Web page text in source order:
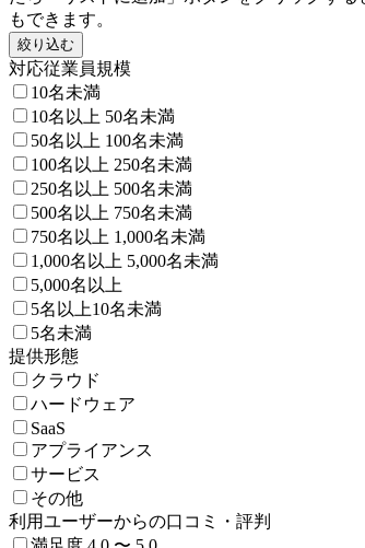
もできます。
絞り込む
対応従業員規模
10名未満
10名以上 50名未満
50名以上 100名未満
100名以上 250名未満
250名以上 500名未満
500名以上 750名未満
750名以上 1,000名未満
1,000名以上 5,000名未満
5,000名以上
5名以上10名未満
5名未満
提供形態
クラウド
ハードウェア
SaaS
アプライアンス
サービス
その他
利用ユーザーからの口コミ・評判